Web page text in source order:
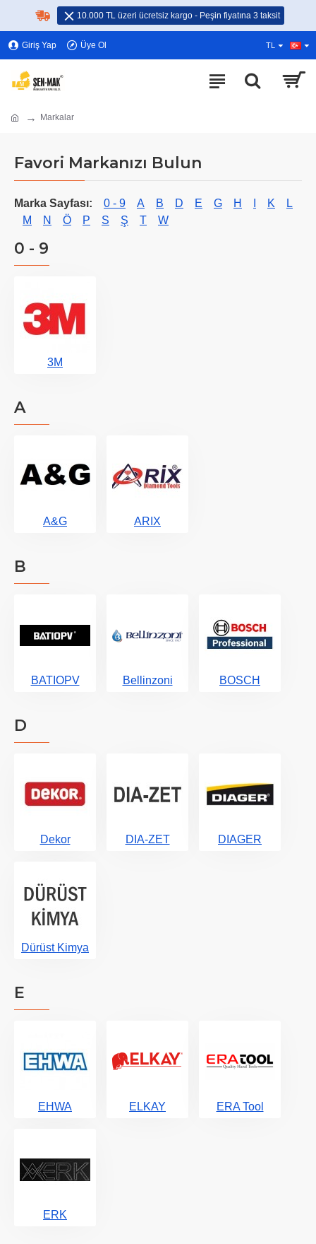
10.000 TL üzeri ücretsiz kargo - Peşin fiyatına 3 taksit
Giriş Yap Üye Ol TL
Markalar
Favori Markanızı Bulun
Marka Sayfası: 0 - 9 A B D E G H K
L
M
N Ö P S Ş T W
0 - 9
3M
A
A&G ARIX
B
BATIOPV Bellinzoni BOSCH
D
Dekor DIA-ZET DIAGER
Dürüst Kimya
E
EHWA ELKAY ERA Tool
ERK